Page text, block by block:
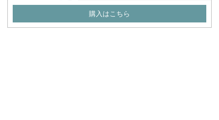
購入はこちら